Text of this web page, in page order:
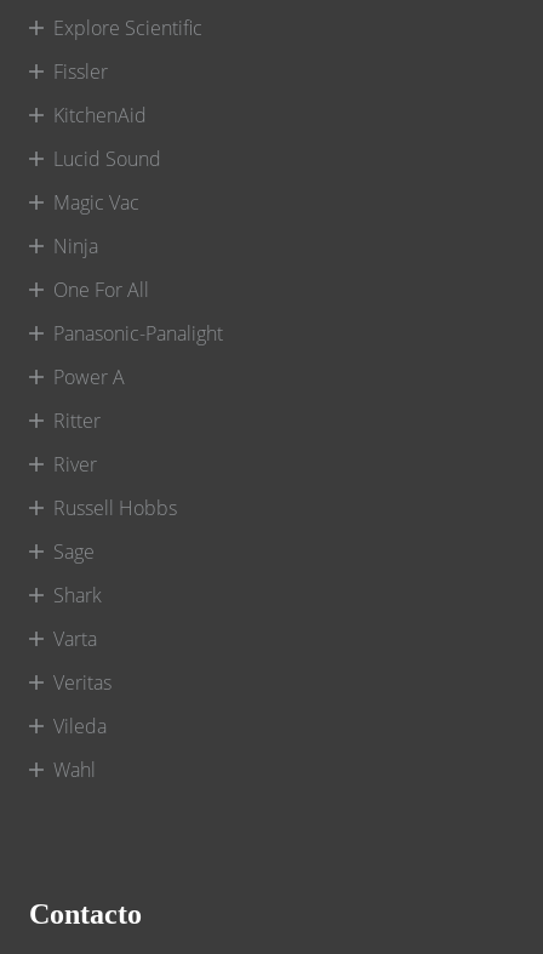
Explore Scientific
Fissler
KitchenAid
Lucid Sound
Magic Vac
Ninja
One For All
Panasonic-Panalight
Power A
Ritter
River
Russell Hobbs
Sage
Shark
Varta
Veritas
Vileda
Wahl
Contacto